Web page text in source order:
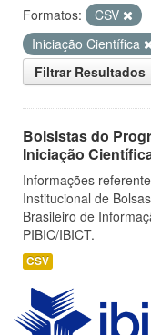
Formatos: CSV
Iniciação Científica
Filtrar Resultados
Bolsistas do
Iniciação
Informações
Institucional de
Brasileiro de
PIBIC/IBICT.
CSV